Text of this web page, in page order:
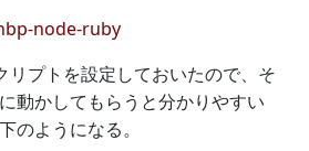
node-ruby
リプトを設定しておいたので、そ
動かしてもらうと分かりやすい
のようになる。